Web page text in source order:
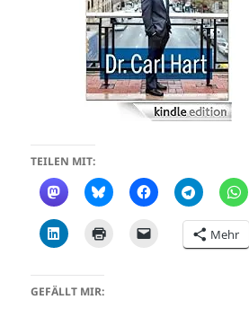
TEILEN MIT:
Mehr
GEFÄLLT MIR: